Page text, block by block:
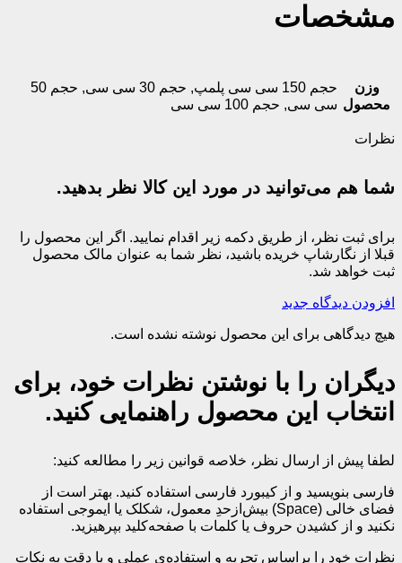
مشخصات
وزن
محصول
حجم 150 سی سی پلمپ , حجم 30 سی سی ,
حجم 50
سی سی, حجم 100 سی سی
نظرات
شما هم می‌توانید در مورد این کالا نظر بدهید.
برای ثبت نظر، از طریق دکمه زیر اقدام نمایید. اگر این محصول را
قبلا از نگارشاپ خریده باشید، نظر شما به عنوان مالک محصول
ثبت خواهد شد.
افزودن دیدگاه جدید
هیچ دیدگاهی برای این محصول نوشته نشده است.
دیگران را با نوشتن نظرات خود، برای
انتخاب این محصول راهنمایی کنید.
لطفا پیش از ارسال نظر، خلاصه قوانین زیر را مطالعه کنید:
فارسی بنویسید و از کیبورد فارسی استفاده کنید. بهتر است از
فضای خالی (Space) بیش‌از‌حدِ معمول، شکلک یا ایموجی استفاده
نکنید و از کشیدن حروف یا کلمات با صفحه‌کلید بپرهیزید.
نظرات خود را براساس تجربه و استفاده‌ی عملی و با دقت به نکات